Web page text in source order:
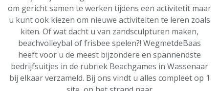
om gericht samen te werken tijdens een activitetit maar
u kunt ook kiezen om nieuwe activiteiten te leren zoals
kiten. Of wat dacht u van zandsculpturen maken,
beachvolleybal of frisbee spelen?! WegmetdeBaas
heeft voor u de meest bijzondere en spannendste
bedrijfsuitjes in de rubriek Beachgames in Wassenaar
bij elkaar verzameld. Bij ons vindt u alles compleet op 1